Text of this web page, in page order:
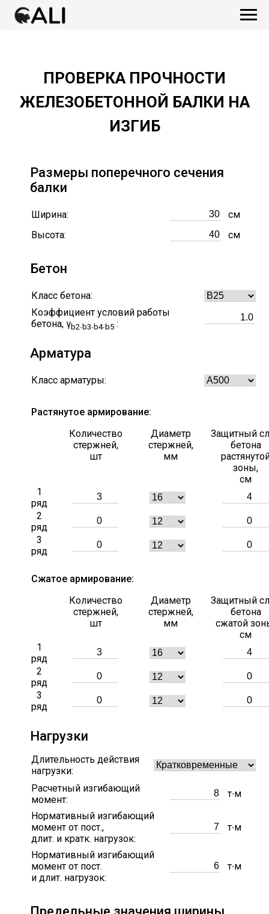
ПРОВЕРКА ПРОЧНОСТИ
ЖЕЛЕЗОБЕТОННОЙ БАЛКИ НА
ИЗГИБ
Размеры поперечного сечения
балки
Ширина:
см
Высота:
см
Бетон
Класс бетона:
Коэффициент условий работы
бетона, γb2∙b3∙b4∙b5 :
Арматура
Класс арматуры:
Растянутое армирование:
Количество
стержней,
шт
Диаметр
стержней,
мм
Защитный
бетона
зоны,
см
1
ряд
2
ряд
3
ряд
Сжатое армирование:
Количество
стержней,
шт
Диаметр
стержней,
мм
Защитный
бетона
сжатой
см
1
ряд
2
ряд
3
ряд
Нагрузки
Длительность действия
нагрузки:
Расчетный изгибающий
момент:
т∙м
Нормативный изгибающий
момент от пост.,
длит. и кратк. нагрузок:
т∙м
Нормативный изгибающий
момент от пост.
и длит. нагрузок:
т∙м